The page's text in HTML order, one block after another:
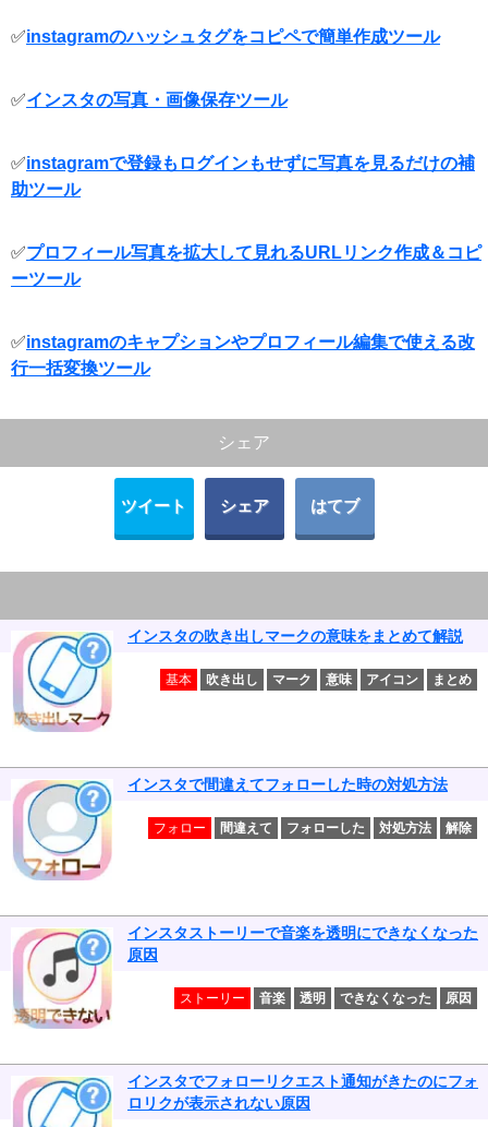
✅instagramのハッシュタグをコピペで簡単作成ツール
✅インスタの写真・画像保存ツール
✅instagramで登録もログインもせずに写真を見るだけの補
助ツール
✅プロフィール写真を拡大して見れるURLリンク作成＆コピ
ーツール
✅instagramのキャプションやプロフィール編集で使える改
行一括変換ツール
シェア
ツイート シェア はてブ
インスタの吹き出しマークの意味をまとめて解説
基本 吹き出し マーク 意味 アイコン まとめ
インスタで間違えてフォローした時の対処方法
フォロー 間違えて フォローした 対処方法 解除
インスタストーリーで音楽を透明にできなくなった
原因
ストーリー 音楽 透明 できなくなった 原因
インスタでフォローリクエスト通知がきたのにフォ
ロリクが表示されない原因